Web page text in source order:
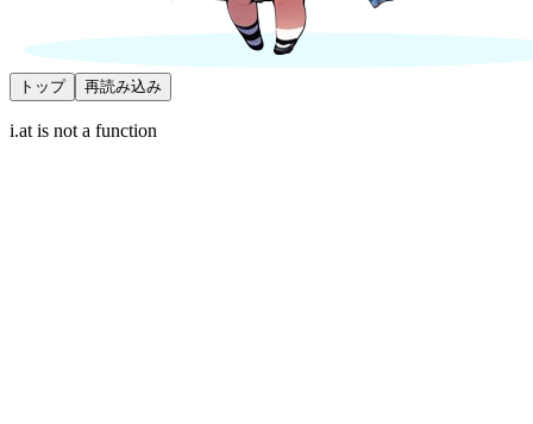
トップ 再読み込み
i.at is not a function